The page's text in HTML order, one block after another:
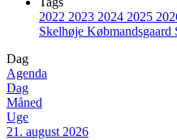
2022 2023 2024 2025
Skelhøje Købmandsgaard
Dag
Agenda
Dag
Måned
Uge
21. august 2026